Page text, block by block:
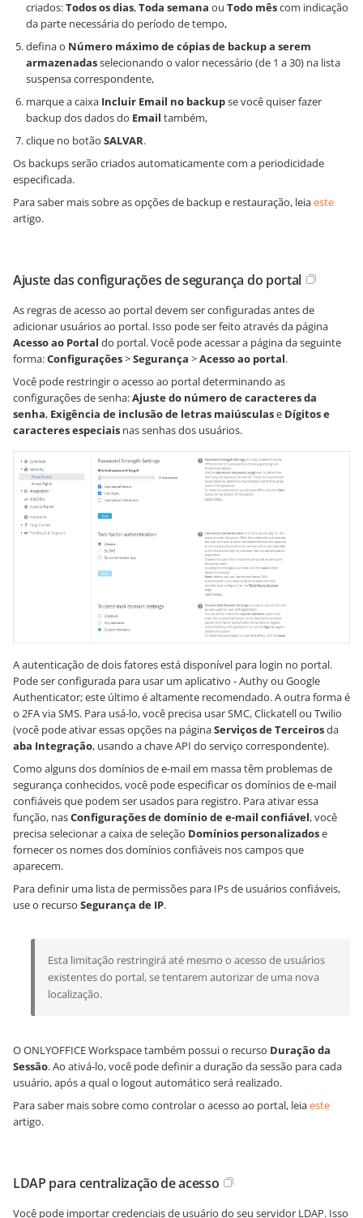
criados:Todos os dias,Toda semana ou Todo mêscom indicação
da parte necessária do período de tempo,
defina o Número máximo de cópias de backup a serem
armazenadasselecionando o valor necessário (de 1 a 30) na lista
suspensa correspondente,
marque a caixa Incluir Email no backupse você quiser fazer
backup dos dados do Email também,
clique no botão SALVAR.
Os backups serão criados automaticamente com a periodicidade
especificada.
Para saber mais sobre as opções de backup e restauração, leiaeste
artigo.
Ajuste das configurações de segurança do portal
As regras de acesso ao portal devem ser configuradas antes de
adicionar usuários ao portal. Isso pode ser feito através da página
Acesso ao Portal do portal. Você pode acessar a página da seguinte
forma:Configurações>Segurança >Acesso ao portal.
Você pode restringir o acesso ao portal determinando as
configurações de senha:Ajuste do número de caracteres da
senha, Exigência de inclusão de letras maiúsculase Dígitos e
caracteres especiais nas senhas dos usuários.
A autenticação de dois fatores está disponível para login no portal.
Pode ser configurada para usar um aplicativo - Authy ou Google
Authenticator; este último é altamente recomendado. A outra forma é
o 2FA via SMS. Para usá-lo, você precisa usar SMC, Clickatell ou Twilio
(você pode ativar essas opções na páginaServiços de Terceirosda
aba Integração, usando a chave API do serviço correspondente).
Como alguns dos domínios de e-mail em massa têm problemas de
segurança conhecidos, você pode especificar os domínios de e-mail
confiáveis que podem ser usados para registro. Para ativar essa
função, nasConfigurações de domínio de e-mail confiável, você
precisa selecionar a caixa de seleção Domínios personalizadose
fornecer os nomes dos domínios confiáveis nos campos que
aparecem.
Para definir uma lista de permissões para IPs de usuários confiáveis,
use o recurso Segurança de IP.
Esta limitação restringirá até mesmo o acesso de usuários
existentes do portal, se tentarem autorizar de uma nova
localização.
O ONLYOFFICE Workspace também possui o recurso Duração da
Sessão. Ao ativá-lo, você pode definir a duração da sessão para cada
usuário, após a qual o logout automático será realizado.
Para saber mais sobre como controlar o acesso ao portal, leiaeste
artigo.
LDAP para centralização de acesso
Você pode importar credenciais de usuário do seu servidor LDAP. Isso